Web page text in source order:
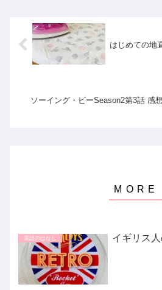
はじめての地
ソーイング・ビーSeason2第3話 感想
英語のはなし イギリス